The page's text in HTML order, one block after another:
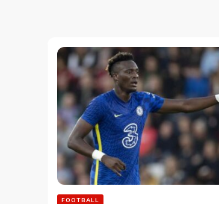
FOOTBALL